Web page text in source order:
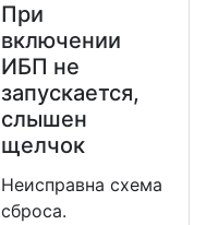
При
включении
ИБП не
запускается,
слышен
щелчок
Неисправна схема
сброса.